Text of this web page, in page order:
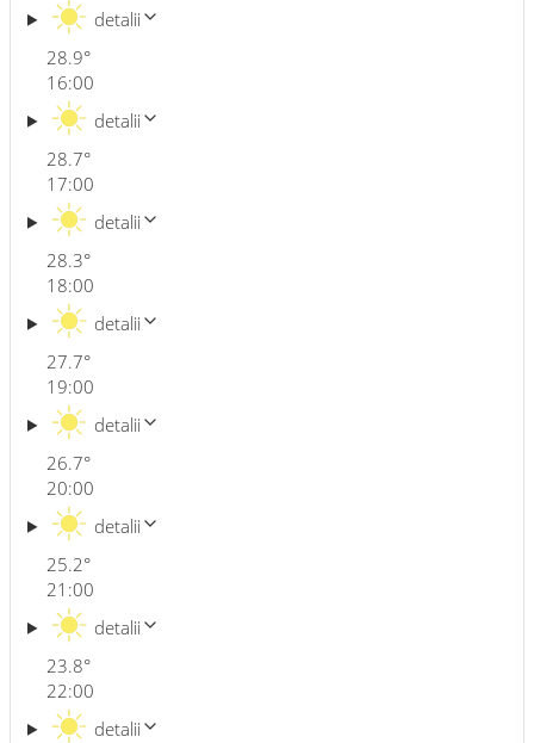
28.9°
detalii
16:00
28.7°
detalii
17:00
28.3°
detalii
18:00
27.7°
detalii
19:00
26.7°
detalii
20:00
25.2°
detalii
21:00
23.8°
detalii
22:00
detalii